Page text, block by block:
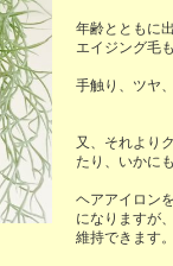
年齢とともに
エイジング毛
手触り、ツヤ
又、それより
たり、いかに
ヘアアイロン
になりますが
維持できます。